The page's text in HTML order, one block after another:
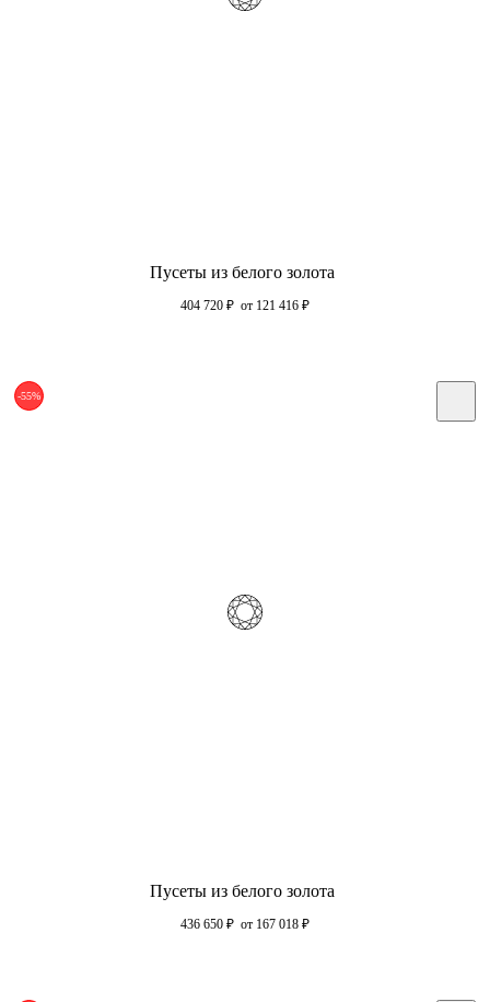
Пусеты из белого золота
404 720 ₽ от 121 416 ₽
-55%
Пусеты из белого золота
436 650 ₽ от 167 018 ₽